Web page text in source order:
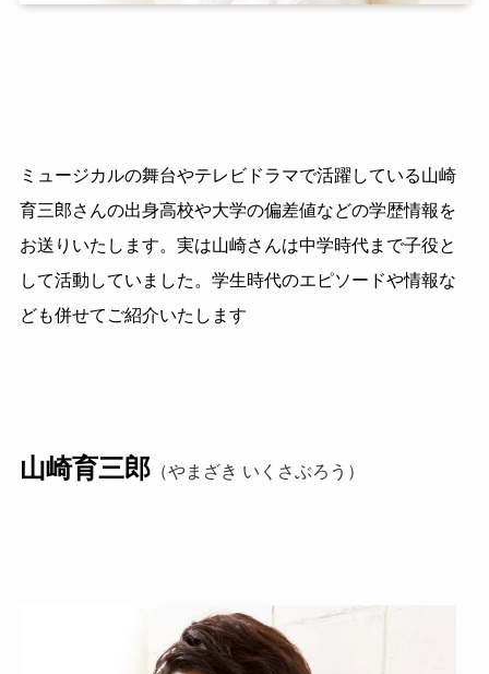
ミュージカルの舞台やテレビドラマで活躍している山崎
育三郎さんの出身高校や大学の偏差値などの学歴情報を
お送りいたします。実は山崎さんは中学時代まで子役と
して活動していました。学生時代のエピソードや情報な
ども併せてご紹介いたします
山崎育三郎（やまざき いくさぶろう）